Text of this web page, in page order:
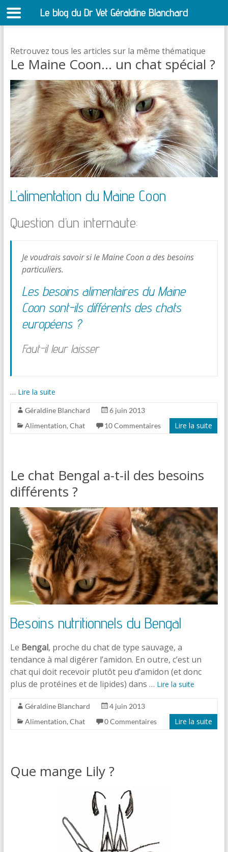
Retrouvez tous les articles sur la même thématique
Le Maine Coon… un chat spécial ?
L’alimentation du Maine Coon
Question d’un internaute:
Je voudrais savoir si le Maine Coon a des besoins
particuliers.
Les besoins alimentaires du Maine
Coon sont-ils différents des chats
européens ?
Faut-il leur laisser
… Lire la suite
Géraldine Blanchard
6 juin 2013
Alimentation, Chat 10 Commentaires Lire la suite
Le chat Bengal a-t-il des besoins
différents ?
Besoins nutritionnels du Bengal
Le Bengal, proche du chat de type sauvage, a
tendance à mal digérer l’amidon. En outre, c’est un
chat qui doit recevoir plutôt peu d’amidon (et donc
plus de protéines et de lipides) dans … Lire la suite
Géraldine Blanchard
4 juin 2013
Alimentation, Chat 0 Commentaires Lire la suite
Que mange Lily ?
Le blog du Dr Vet Géraldine Blanchard